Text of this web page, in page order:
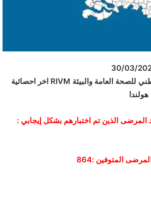
اصدر اليوم المعهد الوطني للصحة العامة والبيئة RIVM اخر احصائية
عدد المرضى الذين تم اختبارهم بشكل إيجابي :